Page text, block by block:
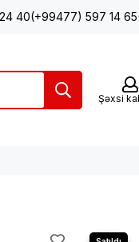
40(+99477) 597 14 65
Şəxsi